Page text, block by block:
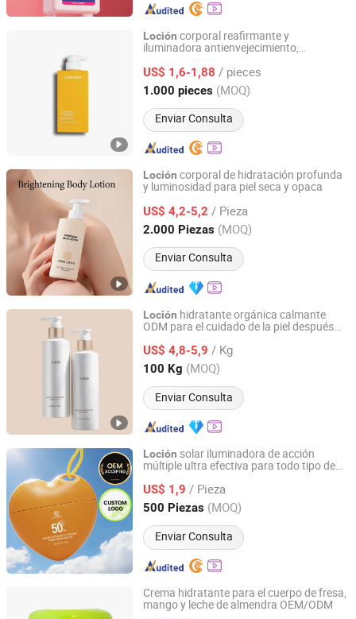
Loción corporal reafirmante y
iluminadora antienvejecimiento,
vitamina C y cúrcuma
US$ 1,6-1,88 / pieces
1.000 pieces (MOQ)
Enviar Consulta
Guangzhou Olehana Biotechnology Co., Ltd
Desde 2024
Loción corporal de hidratación profunda
y luminosidad para piel seca y opaca
US$ 4,2-5,2 / Pieza
2.000 Piezas (MOQ)
Enviar Consulta
Guangzhou Zohe Wellness Technology Co. Ltd
Guangdong, China Desde 2026
Loción hidratante orgánica calmante
ODM para el cuidado de la piel después
US$ 4,8-5,9 / Kg
100 Kg (MOQ)
Enviar Consulta
Sanli Biotechnology (Dalian) Co., Ltd
Liaoning, China Desde 2025
Loción solar iluminadora de acción
múltiple ultra efectiva para todo tipo de
US$ 1,9 / Pieza
500 Piezas (MOQ)
Enviar Consulta
GUANGZHOU BANGTING COSMETICS CO., LTD.
Guangdong, China Desde 2025
Crema hidratante para el cuerpo de fresa,
mango y leche de almendra OEM/ODM
Hangzhou Huiji Biotechnology Co., Ltd.